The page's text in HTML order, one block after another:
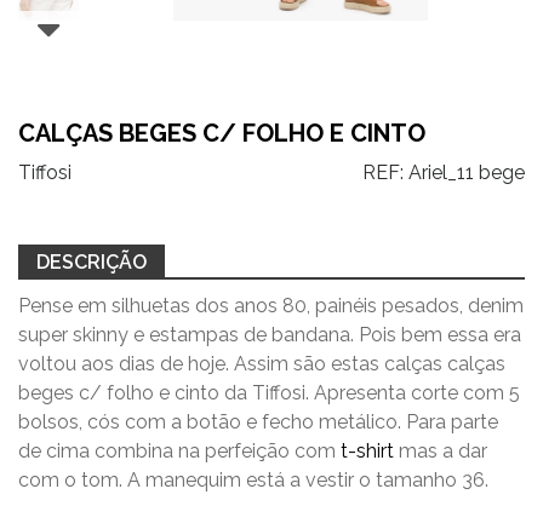
CALÇAS BEGES C/ FOLHO E CINTO
Tiffosi REF: Ariel_11 bege
DESCRIÇÃO
Pense em silhuetas dos anos 80, painéis pesados, denim
super skinny e estampas de bandana. Pois bem essa era
voltou aos dias de hoje. Assim são estas calças calças
beges c/ folho e cinto da Tiffosi. Apresenta corte com 5
bolsos, cós com a botão e fecho metálico. Para parte
de cima combina na perfeição com t-shirt mas a dar
com o tom. A manequim está a vestir o tamanho 36.